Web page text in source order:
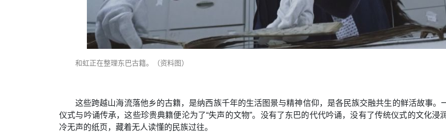
和虹正在整理东巴古籍。（资料图）
这些跨越山海流落他乡的古籍，是纳西族千年的生活图景与精神信仰，是各民族交融共生的鲜活故事
仪式与吟诵传承，这些珍贵典籍便沦为了“失声的文物”。没有了东巴的代代吟诵，没有了传统仪式的文化
冷无声的纸页，藏着无人读懂的民族过往。